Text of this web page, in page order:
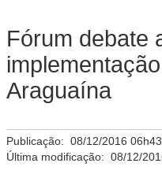
Fórum debate
Araguaína
Publicação: 08/12/2016 06h43
Última modificação: 08/12/